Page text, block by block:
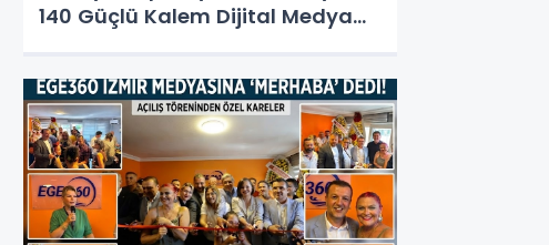
140 Güçlü Kalem Dijital Medya